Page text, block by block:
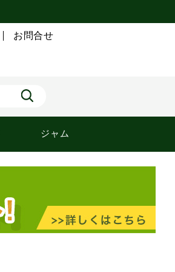
お問合せ
ジャム